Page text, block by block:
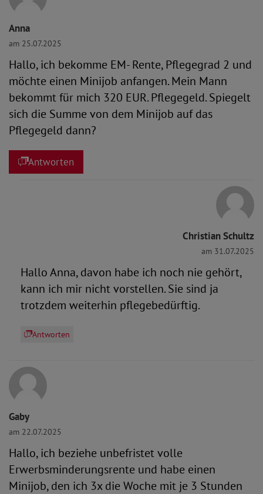
Anna
am 25.07.2025
Hallo, ich bekomme EM- Rente, Pflegegrad 2 und
möchte einen Minijob anfangen. Mein Mann
bekommt für mich 320 EUR. Pflegegeld. Spiegelt
sich die Summe von dem Minijob auf das
Pflegegeld dann?
Antworten
Christian Schultz
am 31.07.2025
Hallo Anna, davon habe ich noch nie gehört,
kann ich mir nicht vorstellen. Sie sind ja
trotzdem weiterhin pflegebedürftig.
Antworten
Gaby
am 22.07.2025
Hallo, ich beziehe unbefristet volle
Erwerbsminderungsrente und habe einen
Minijob, den ich 3x die Woche mit je 3 Stunden